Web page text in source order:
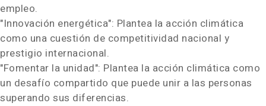
empleo.
"Innovación energética": Plantea la acción climática
como una cuestión de competitividad nacional y
prestigio internacional.
"Fomentar la unidad": Plantea la acción climática como
un desafío compartido que puede unir a las personas
superando sus diferencias.